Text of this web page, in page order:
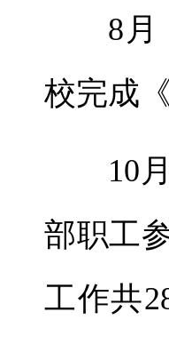
8
校完成
10
部职工
工作共